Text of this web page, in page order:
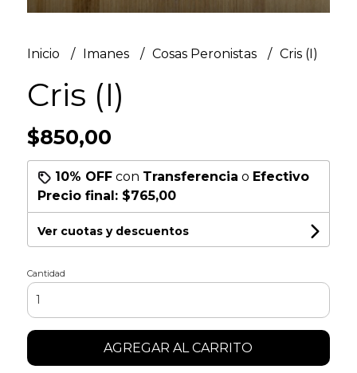
Inicio Imanes Cosas Peronistas Cris (I)
Cris (I)
$850,00
10% OFFcon Transferencia o Efectivo
Precio final: $765,00
Ver cuotas y descuentos
Cantidad
AGREGAR AL CARRITO